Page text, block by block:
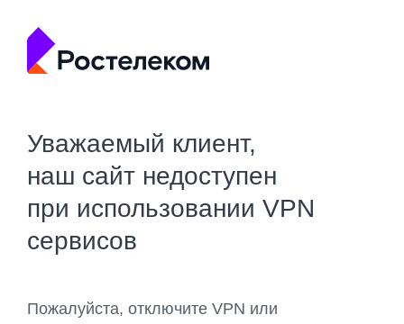
Уважаемый клиент,
наш сайт недоступен
при использовании VPN
сервисов
Пожалуйста, отключите VPN или